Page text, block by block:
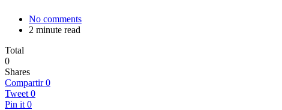
No comments
2 minute read
Total
0
Shares
Compartir 0
Tweet 0
Pin it 0